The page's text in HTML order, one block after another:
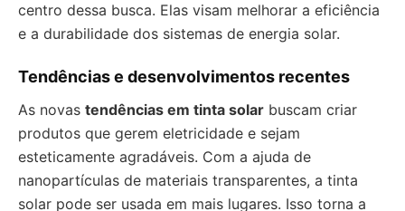
centro dessa busca. Elas visam melhorar a eficiência
e a durabilidade dos sistemas de energia solar.
Tendências e desenvolvimentos recentes
As novas tendências em tinta solar buscam criar
produtos que gerem eletricidade e sejam
esteticamente agradáveis. Com a ajuda de
nanopartículas de materiais transparentes, a tinta
solar pode ser usada em mais lugares. Isso torna a